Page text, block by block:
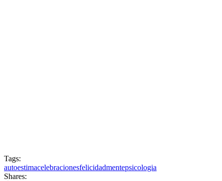
Tags:
autoestimacelebracionesfelicidadmentepsicologia
Shares: